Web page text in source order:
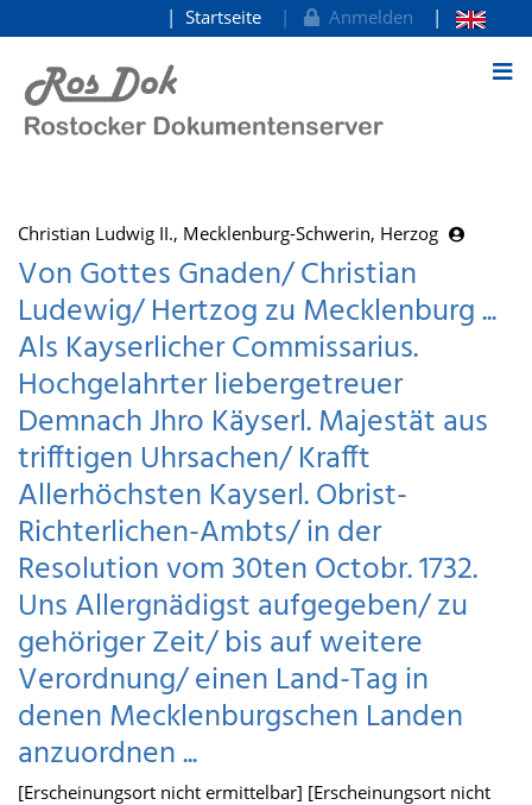
zum Inhalt
Startseite Anmelden
Christian Ludwig II., Mecklenburg-Schwerin, Herzog
Von Gottes Gnaden/ Christian
Ludewig/ Hertzog zu Mecklenburg ...
Als Kayserlicher Commissarius.
Hochgelahrter liebergetreuer
Demnach Jhro Käyserl. Majestät aus
trifftigen Uhrsachen/ Krafft
Allerhöchsten Kayserl. Obrist-
Richterlichen-Ambts/ in der
Resolution vom 30ten Octobr. 1732.
Uns Allergnädigst aufgegeben/ zu
gehöriger Zeit/ bis auf weitere
Verordnung/ einen Land-Tag in
denen Mecklenburgschen Landen
anzuordnen ...
[Erscheinungsort nicht ermittelbar] [Erscheinungsort nicht